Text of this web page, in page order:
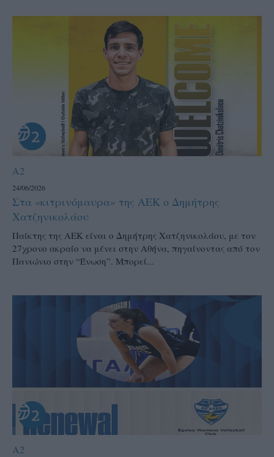
A2
24/06/2026
Στα «κιτρινόμαυρα» της ΑΕΚ ο Δημήτρης
Χατζηνικολάου
Παίκτης της ΑΕΚ είναι ο Δημήτρης Χατζηνικολάου, με τον
27χρονο ακραίο να μένει στην Αθήνα, πηγαίνοντας από τον
Πανιώνιο στην “Ένωση”. Μπορεί...
A2